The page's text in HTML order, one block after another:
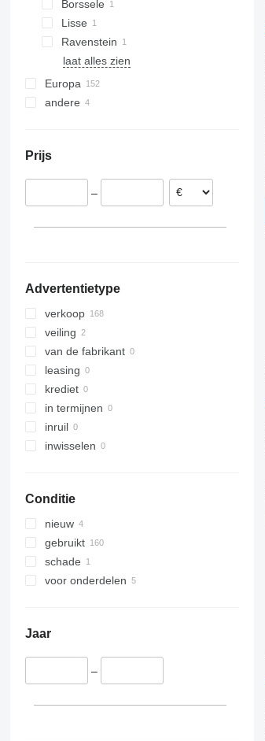
PK 16502
PK 18002
PK 18080
PK 18500
PK 20002
PK 22002-EH
PK 42502
Borssele
Lisse
Ravenstein
laat alles zien
Europa
Spanje
Estland
Litouwen
andere
Prijs
–
Advertentietype
verkoop
veiling
van de fabrikant
leasing
krediet
in termijnen
inruil
inwisselen
Conditie
nieuw
gebruikt
schade
voor onderdelen
Jaar
–